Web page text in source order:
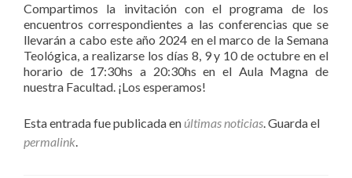
Compartimos la invitación con el programa de los
encuentros correspondientes a las conferencias que se
llevarán a cabo este año 2024 en el marco de la Semana
Teológica, a realizarse los días 8, 9 y 10 de octubre en el
horario de 17:30hs a 20:30hs en el Aula Magna de
nuestra Facultad. ¡Los esperamos!
Esta entrada fue publicada enúltimas noticias. Guarda el
permalink.